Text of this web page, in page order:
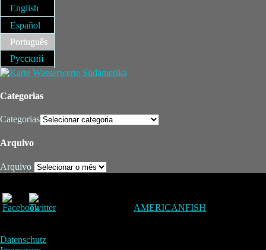
English
Español
Português
Русский
Categorias
Categorias
Arquivo
Arquivo
AMERICANFISH
Datenschutz